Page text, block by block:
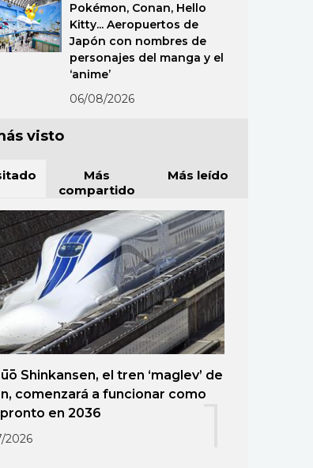
Pokémon, Conan, Hello
Kitty... Aeropuertos de
Japón con nombres de
personajes del manga y el
‘anime’
06/08/2026
visto
Más
compartido
Más leído
Shinkansen, el tren ‘maglev’ de
comenzará a funcionar como
en 2036
2026